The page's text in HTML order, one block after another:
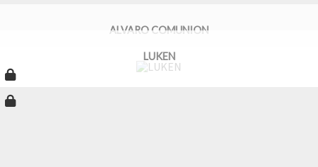
ALVARO COMUNION
LUKEN